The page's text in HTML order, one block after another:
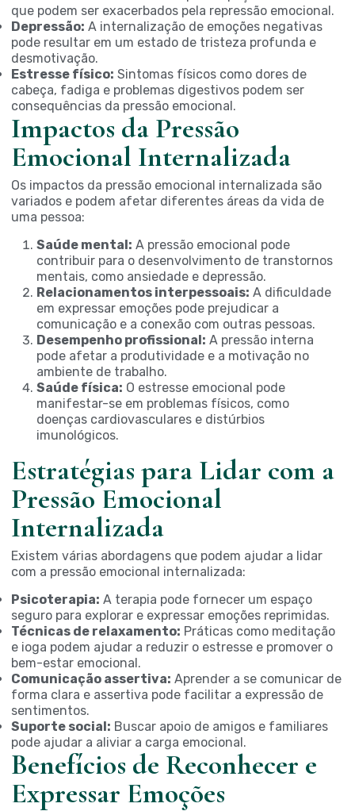
que podem ser exacerbados pela repressão emocional.
Depressão: A internalização de emoções negativas
pode resultar em um estado de tristeza profunda e
desmotivação.
Estresse físico: Sintomas físicos como dores de
cabeça, fadiga e problemas digestivos podem ser
consequências da pressão emocional.
Impactos da Pressão
Emocional Internalizada
Os impactos da pressão emocional internalizada são
variados e podem afetar diferentes áreas da vida de
uma pessoa:
Saúde mental: A pressão emocional pode
contribuir para o desenvolvimento de transtornos
mentais, como ansiedade e depressão.
Relacionamentos interpessoais: A dificuldade
em expressar emoções pode prejudicar a
comunicação e a conexão com outras pessoas.
Desempenho profissional: A pressão interna
pode afetar a produtividade e a motivação no
ambiente de trabalho.
Saúde física: O estresse emocional pode
manifestar-se em problemas físicos, como
doenças cardiovasculares e distúrbios
imunológicos.
Estratégias para Lidar com a
Pressão Emocional
Internalizada
Existem várias abordagens que podem ajudar a lidar
com a pressão emocional internalizada:
Psicoterapia: A terapia pode fornecer um espaço
seguro para explorar e expressar emoções reprimidas.
Técnicas de relaxamento: Práticas como meditação
e ioga podem ajudar a reduzir o estresse e promover o
bem-estar emocional.
Comunicação assertiva: Aprender a se comunicar de
forma clara e assertiva pode facilitar a expressão de
sentimentos.
Suporte social: Buscar apoio de amigos e familiares
pode ajudar a aliviar a carga emocional.
Benefícios de Reconhecer e
Expressar Emoções